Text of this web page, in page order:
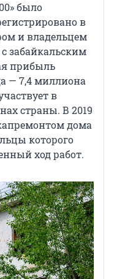
было
в
и владельцем
забайкальским
прибыль
— 7,4 миллиона
в
страны. В 2019
дома
которого
ход работ.